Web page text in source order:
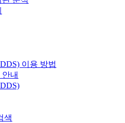
이용 방법
내
색